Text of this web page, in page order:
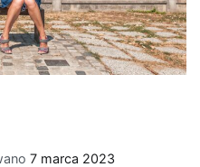
7 marca 2023